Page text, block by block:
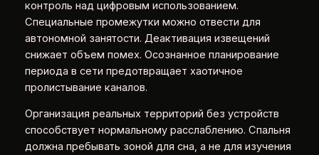
контроль над цифровым использованием.
Специальные промежутки можно отвести для
автономной занятости. Деактивация извещений
снижает объем помех. Осознанное планирование
периода в сети предотвращает хаотичное
пролистывание каналов.
Организация реальных территорий без устройств
способствует нормальному расслаблению. Спальня
должна пребывать зоной для сна, а не для изучения